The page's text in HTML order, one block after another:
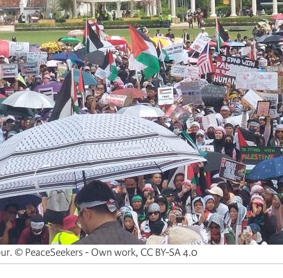
© PeaceSeekers - Own work, CC BY-SA 4.0